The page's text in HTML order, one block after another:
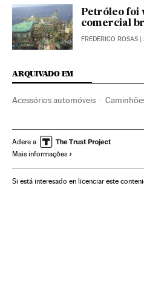
Petróleo foi
comercial
FREDERICO ROSAS |
ARQUIVADO EM
Acessórios automóveis
Automobilismo Veículos
América Latina
Comércio
Adere a
Mais informações
Si está interesado en licenciar este